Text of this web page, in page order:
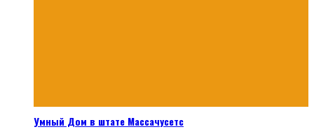
Умный Дом в штате Массачусетс